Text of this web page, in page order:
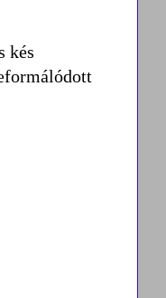
kés